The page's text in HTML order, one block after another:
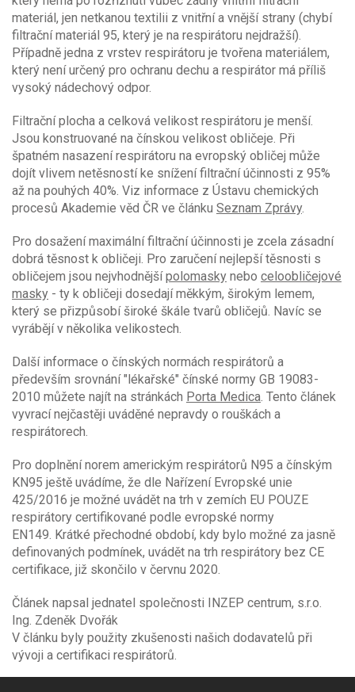
materiál, jen netkanou textilii z vnitřní a vnější strany (chybí
filtrační materiál 95, který je na respirátoru nejdražší).
Případně jedna z vrstev respirátoru je tvořena materiálem,
který není určený pro ochranu dechu a respirátor má příliš
vysoký nádechový odpor.
Filtrační plocha a celková velikost respirátoru je menší.
Jsou konstruované na čínskou velikost obličeje. Při
špatném nasazení respirátoru na evropský obličej může
dojít vlivem netěsností ke snížení filtrační účinnosti z 95%
až na pouhých 40%. Viz informace z Ústavu chemických
procesů Akademie věd ČR ve článku Seznam Zprávy.
Pro dosažení maximální filtrační účinnosti je zcela zásadní
dobrá těsnost k obličeji. Pro zaručení nejlepší těsnosti s
obličejem jsou nejvhodnějšípolomasky nebo celoobličejové
masky - ty k obličeji dosedají měkkým, širokým lemem,
který se přizpůsobí široké škále tvarů obličejů. Navíc se
vyrábějí v několika velikostech.
Další informace o čínských normách respirátorů a
především srovnání "lékařské" čínské normy GB 19083-
2010 můžete najít na stránkách Porta Medica. Tento článek
vyvrací nejčastěji uváděné nepravdy o rouškách a
respirátorech.
Pro doplnění norem americkým respirátorů N95 a čínským
KN95 ještě uvádíme, že dle Nařízení Evropské unie
425/2016 je možné uvádět na trh v zemích EU POUZE
respirátory certifikované podle evropské normy
EN149. Krátké přechodné období, kdy bylo možné za jasně
definovaných podmínek, uvádět na trh respirátory bez CE
certifikace, již skončilo v červnu 2020.
Článek napsal jednatel společnosti INZEP centrum, s.r.o.
Ing. Zdeněk Dvořák
V článku byly použity zkušenosti našich dodavatelů při
vývoji a certifikaci respirátorů.